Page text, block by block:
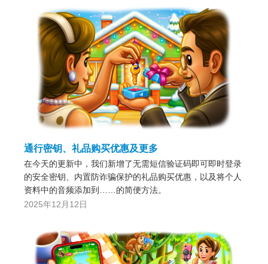
通行密钥、礼品购买优惠及更多
在今天的更新中，我们新增了无需短信验证码即可即时登录
的安全密钥、内置防诈骗保护的礼品购买优惠，以及将个人
资料中的音频添加到……的简便方法。
2025年12月12日